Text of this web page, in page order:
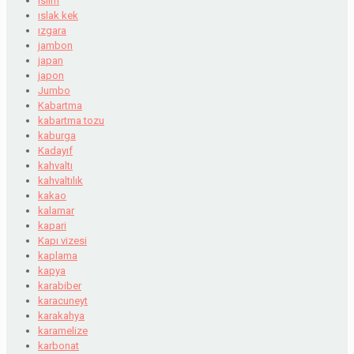
ıslak kek
ızgara
jambon
japan
japon
Jumbo
Kabartma
kabartma tozu
kaburga
Kadayıf
kahvaltı
kahvaltılık
kakao
kalamar
kapari
Kapı vizesi
kaplama
kapya
karabiber
karacuneyt
karakahya
karamelize
karbonat